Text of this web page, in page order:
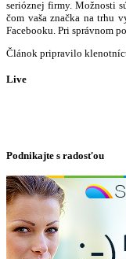
serióznej firmy. Možnosti
čom vaša značka na trhu
Facebooku. Pri správnom
Článok pripravilo
Live
Podnikajte s radosťou